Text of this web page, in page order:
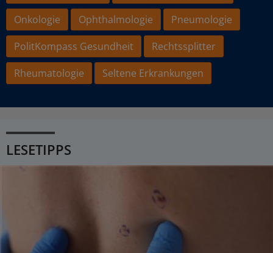
Onkologie
Ophthalmologie
Pneumologie
PolitKompass Gesundheit
Rechtssplitter
Rheumatologie
Seltene Erkrankungen
LESETIPPS